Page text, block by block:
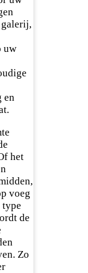
uw
en
het
voeg
type
de
Zo